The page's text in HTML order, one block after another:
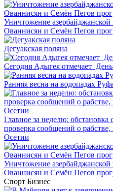
Уничтожение
Ованнисян и Семён Пегов
Дегуакская поляна
Сегодня Адыгея отмечает День
Ранняя весна на водопадах
Главное за неделю:
проверка сообщений о
Осетии
Уничтожение
Ованнисян и Семён Пегов
Спорт Бизнес